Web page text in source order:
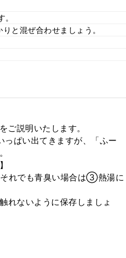
と混ぜ合わせましょう。
ご説明いたします。
っぱい出てきますが、「ふー
れでも青臭い場合は③熱湯に
れないように保存しましょ